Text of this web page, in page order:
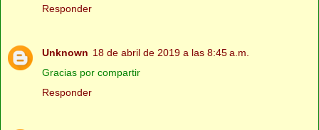
Responder
Unknown 18 de abril de 2019 a las 8:45 a.m.
Gracias por compartir
Responder